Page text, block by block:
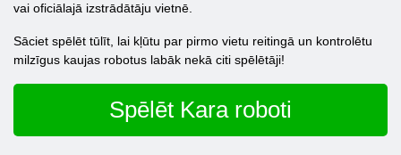
vai oficiālajā izstrādātāju vietnē.
Sāciet spēlēt tūlīt, lai kļūtu par pirmo vietu reitingā un kontrolētu
milzīgus kaujas robotus labāk nekā citi spēlētāji!
Spēlēt Kara roboti